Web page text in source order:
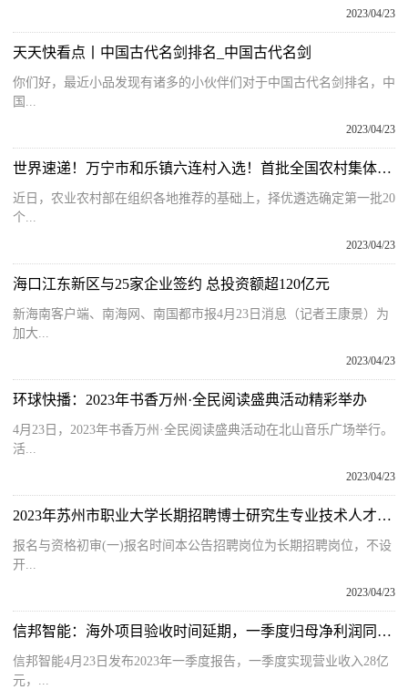
2023/04/23
天天快看点丨中国古代名剑排名_中国古代名剑
你们好，最近小品发现有诸多的小伙伴们对于中国古代名剑排名，中
国...
2023/04/23
世界速递！万宁市和乐镇六连村入选！首批全国农村集体经济发展村级典型案例公布
近日，农业农村部在组织各地推荐的基础上，择优遴选确定第一批20
个...
2023/04/23
海口江东新区与25家企业签约 总投资额超120亿元
新海南客户端、南海网、南国都市报4月23日消息（记者王康景）为
加大...
2023/04/23
环球快播：2023年书香万州·全民阅读盛典活动精彩举办
4月23日，2023年书香万州·全民阅读盛典活动在北山音乐广场举行。
活...
2023/04/23
2023年苏州市职业大学长期招聘博士研究生专业技术人才报名时间及入口
报名与资格初审(一)报名时间本公告招聘岗位为长期招聘岗位，不设
开...
2023/04/23
信邦智能：海外项目验收时间延期，一季度归母净利润同比下滑22.41% 每日热讯
信邦智能4月23日发布2023年一季度报告，一季度实现营业收入28亿
元，...